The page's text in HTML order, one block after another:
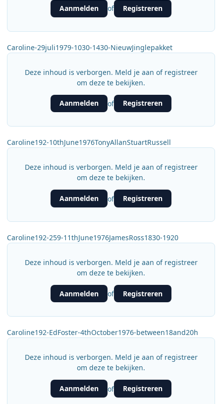
Aanmelden of Registreren
Caroline-29juli1979-1030-1430-NieuwJinglepakket
Deze inhoud is verborgen. Meld je aan of registreer
om deze te bekijken.
Aanmelden of Registreren
Caroline192-10thJune1976TonyAllanStuartRussell
Deze inhoud is verborgen. Meld je aan of registreer
om deze te bekijken.
Aanmelden of Registreren
Caroline192-259-11thJune1976JamesRoss1830-1920
Deze inhoud is verborgen. Meld je aan of registreer
om deze te bekijken.
Aanmelden of Registreren
Caroline192-EdFoster-4thOctober1976-between18and20h
Deze inhoud is verborgen. Meld je aan of registreer
om deze te bekijken.
Aanmelden of Registreren